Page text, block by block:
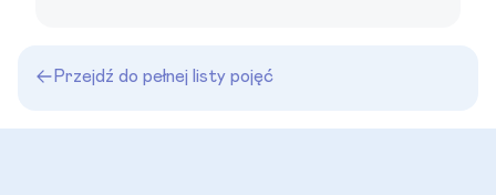
Przejdź do pełnej listy pojęć